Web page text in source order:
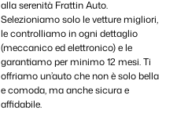
alla serenità Frattin Auto.
Selezioniamo solo le vetture migliori,
le controlliamo in ogni dettaglio
(meccanico ed elettronico) e le
garantiamo per minimo 12 mesi. Ti
offriamo un’auto che non è solo bella
e comoda, ma anche sicura e
affidabile.